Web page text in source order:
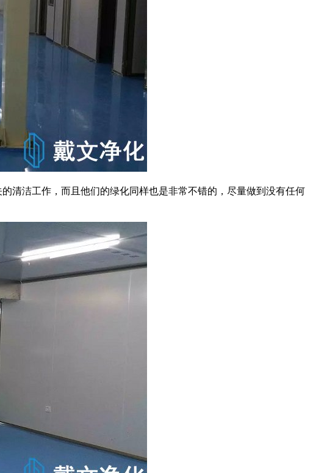
洁工作，而且他们的绿化同样也是非常不错的，尽量做到没有任何